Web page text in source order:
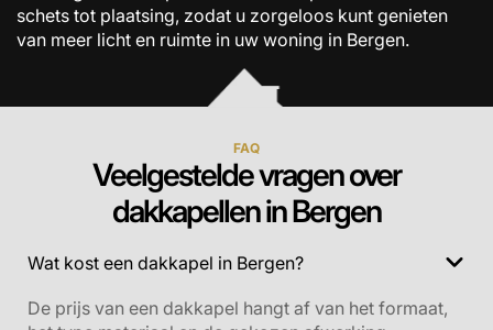
schets tot plaatsing, zodat u zorgeloos kunt genieten
van meer licht en ruimte in uw woning in Bergen.
FAQ
Veelgestelde vragen over
dakkapellen in Bergen
Wat kost een dakkapel in Bergen?
De prijs van een dakkapel hangt af van het formaat,